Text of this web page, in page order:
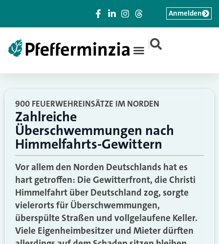
|
Anmelden
900 FEUERWEHREINSÄTZE IM NORDEN
Zahlreiche
Überschwemmungen nach
Himmelfahrts-Gewittern
Vor allem den Norden Deutschlands hat es
hart getroffen: Die Gewitterfront, die Christi
Himmelfahrt über Deutschland zog, sorgte
vielerorts für Überschwemmungen,
überspülte Straßen und vollgelaufene Keller.
Viele Eigenheimbesitzer und Mieter dürften